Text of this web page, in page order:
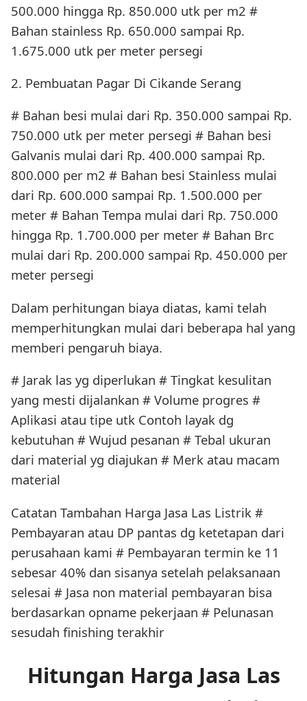
500.000 hingga Rp. 850.000 utk per m2 #
Bahan stainless Rp. 650.000 sampai Rp.
1.675.000 utk per meter persegi
2. Pembuatan Pagar Di Cikande Serang
# Bahan besi mulai dari Rp. 350.000 sampai Rp.
750.000 utk per meter persegi # Bahan besi
Galvanis mulai dari Rp. 400.000 sampai Rp.
800.000 per m2 # Bahan besi Stainless mulai
dari Rp. 600.000 sampai Rp. 1.500.000 per
meter # Bahan Tempa mulai dari Rp. 750.000
hingga Rp. 1.700.000 per meter # Bahan Brc
mulai dari Rp. 200.000 sampai Rp. 450.000 per
meter persegi
Dalam perhitungan biaya diatas, kami telah
memperhitungkan mulai dari beberapa hal yang
memberi pengaruh biaya.
# Jarak las yg diperlukan # Tingkat kesulitan
yang mesti dijalankan # Volume progres #
Aplikasi atau tipe utk Contoh layak dg
kebutuhan # Wujud pesanan # Tebal ukuran
dari material yg diajukan # Merk atau macam
material
Catatan Tambahan Harga Jasa Las Listrik #
Pembayaran atau DP pantas dg ketetapan dari
perusahaan kami # Pembayaran termin ke 11
sebesar 40% dan sisanya setelah pelaksanaan
selesai # Jasa non material pembayaran bisa
berdasarkan opname pekerjaan # Pelunasan
sesudah finishing terakhir
Hitungan Harga Jasa Las